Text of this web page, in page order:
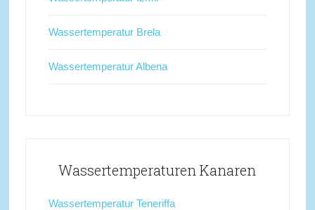
Wassertemperatur Brela
Wassertemperatur Albena
Wassertemperaturen Kanaren
Wassertemperatur Teneriffa